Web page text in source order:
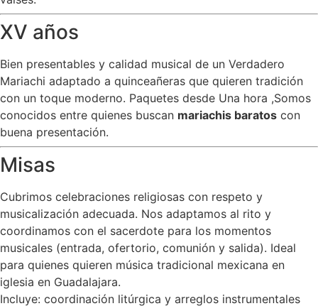
XV años
Bien presentables y calidad musical de un Verdadero
Mariachi adaptado a quinceañeras que quieren tradición
con un toque moderno. Paquetes desde Una hora ,Somos
conocidos entre quienes buscan mariachis baratos con
buena presentación.
Misas
Cubrimos celebraciones religiosas con respeto y
musicalización adecuada. Nos adaptamos al rito y
coordinamos con el sacerdote para los momentos
musicales (entrada, ofertorio, comunión y salida). Ideal
para quienes quieren música tradicional mexicana en
iglesia en Guadalajara.
Incluye: coordinación litúrgica y arreglos instrumentales